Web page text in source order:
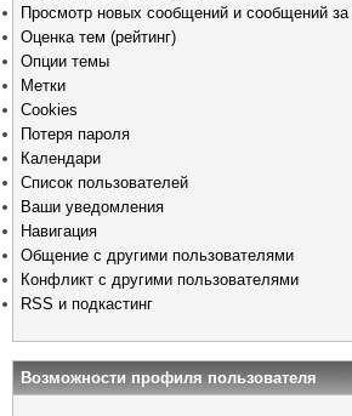
Просмотр новых сообщений и сообщений за
Оценка тем (рейтинг)
Опции темы
Метки
Cookies
Потеря пароля
Календари
Список пользователей
Ваши уведомления
Навигация
Общение с другими пользователями
Конфликт с другими пользователями
RSS и подкастинг
Возможности профиля пользователя